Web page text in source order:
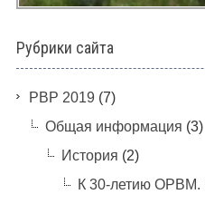
Рубрики сайта
PBP 2019 (7)
Общая информация (3)
История (2)
К 30-летию ОРВМ.